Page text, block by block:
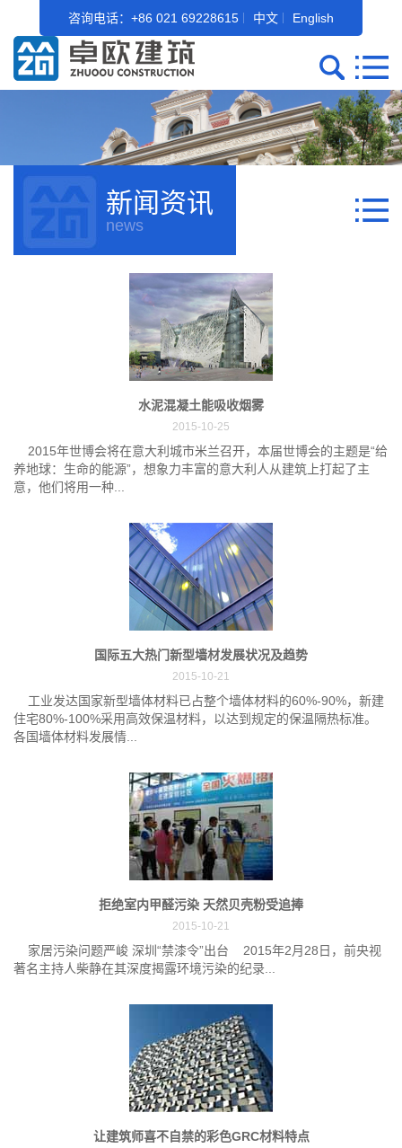
咨询电话：+86 021 69228615 中文 English
新闻资讯
news
水泥混凝土能吸收烟雾
2015-10-25
2015年世博会将在意大利城市米兰召开，本届世博会的主题是“给
养地球：生命的能源”，想象力丰富的意大利人从建筑上打起了主
意，他们将用一种...
国际五大热门新型墙材发展状况及趋势
2015-10-21
工业发达国家新型墙体材料已占整个墙体材料的60%-90%，新建
住宅80%-100%采用高效保温材料，以达到规定的保温隔热标准。
各国墙体材料发展情...
拒绝室内甲醛污染 天然贝壳粉受追捧
2015-10-21
家居污染问题严峻 深圳“禁漆令”出台 2015年2月28日，前央视
著名主持人柴静在其深度揭露环境污染的纪录...
让建筑师喜不自禁的彩色GRC材料特点